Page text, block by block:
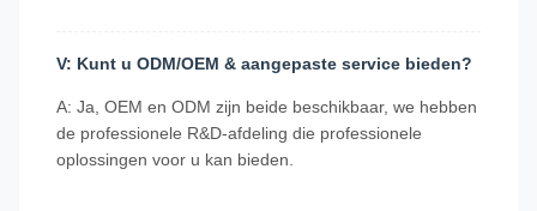
V: Kunt u ODM/OEM & aangepaste service bieden?
A: Ja, OEM en ODM zijn beide beschikbaar, we hebben
de professionele R&D-afdeling die professionele
oplossingen voor u kan bieden.